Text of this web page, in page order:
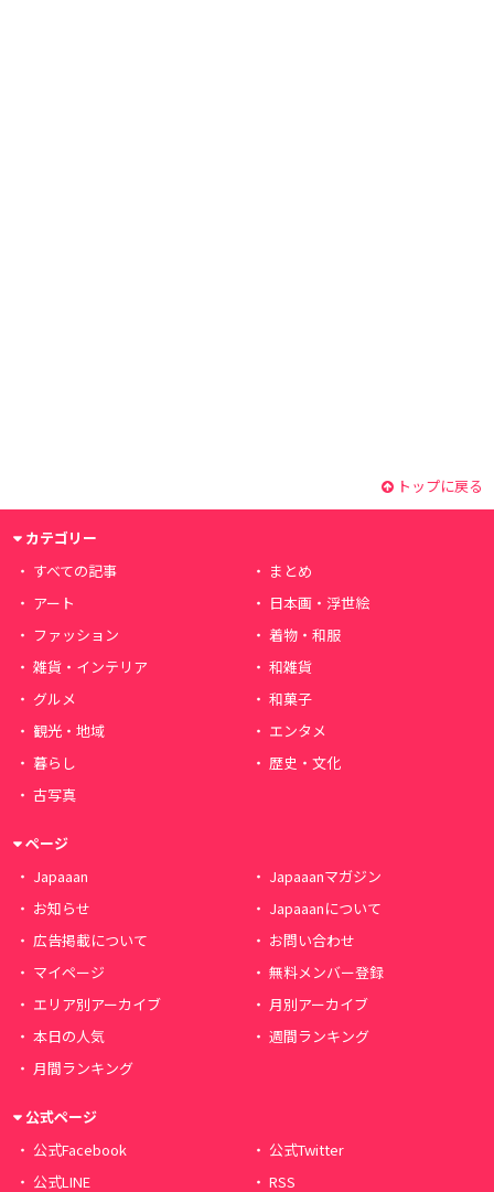
トップに戻る
カテゴリー
すべての記事
まとめ
アート
日本画・浮世絵
ファッション
着物・和服
雑貨・インテリア
和雑貨
グルメ
和菓子
観光・地域
エンタメ
暮らし
歴史・文化
古写真
ページ
Japaaan
Japaaanマガジン
お知らせ
Japaaanについて
広告掲載について
お問い合わせ
マイページ
無料メンバー登録
エリア別アーカイブ
月別アーカイブ
本日の人気
週間ランキング
月間ランキング
公式ページ
公式Facebook
公式Twitter
公式LINE
RSS